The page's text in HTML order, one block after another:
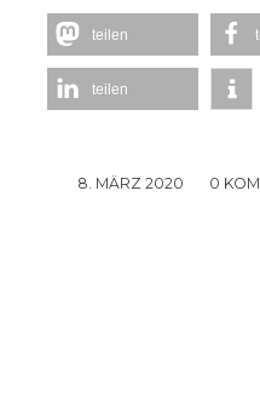
teilen
teilen
8. MÄRZ 2020
/ 0